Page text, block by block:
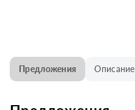
Предложения Описание